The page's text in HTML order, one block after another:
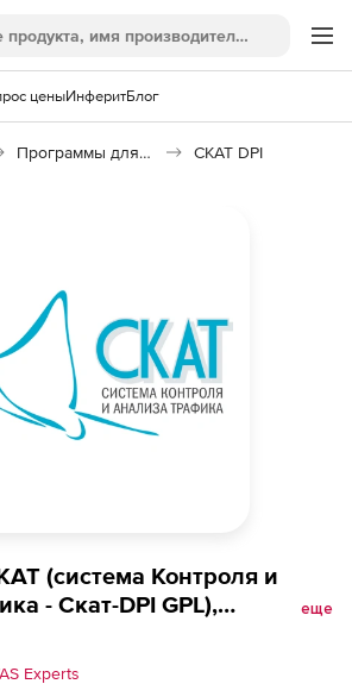
ценыИнферитБлог
Программы для защиты информации СКАТ DPI
(система Контроля и
- Скат-DPI GPL),
еще
Experts